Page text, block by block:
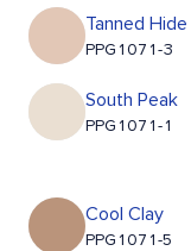
Tanned Hide
PPG1071-3
South Peak
PPG1071-1
Cool Clay
PPG1071-5